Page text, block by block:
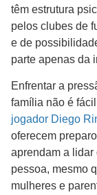
têm estrutura
pelos clubes de
e de
parte apenas da
Enfrentar a
família não é
jogador Diego
oferecem
aprendam a
pessoa, mesmo
mulheres e